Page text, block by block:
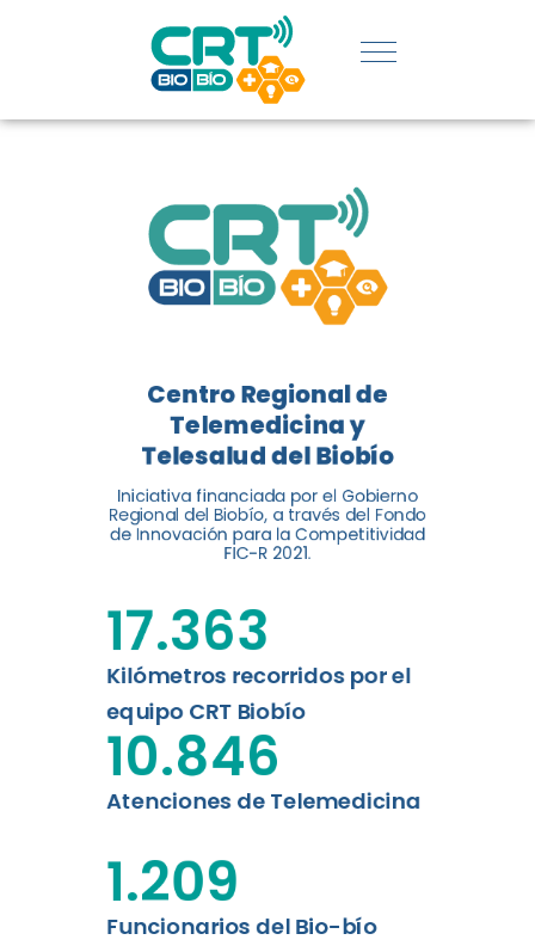
REGIÓN:
CONOCE
LOGROS
DE CRT
BIOBÍO
El Centro Regional de
Telemedicina y Telesalud del
Biobío presenta el balance de
tres años acercando la salud
digital a los habitantes...
Leer más
Centro Regional de
Telemedicina y
Telesalud del Biobío
Iniciativa financiada por el Gobierno
Regional del Biobío, a través del Fondo
de Innovación para la Competitividad
FIC-R 2021.
Kilómetros recorridos por el
equipo CRT Biobío
17.363
Atenciones de Telemedicina
10.846
Funcionarios del Bio-bío
1.209